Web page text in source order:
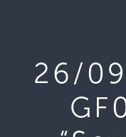
26/